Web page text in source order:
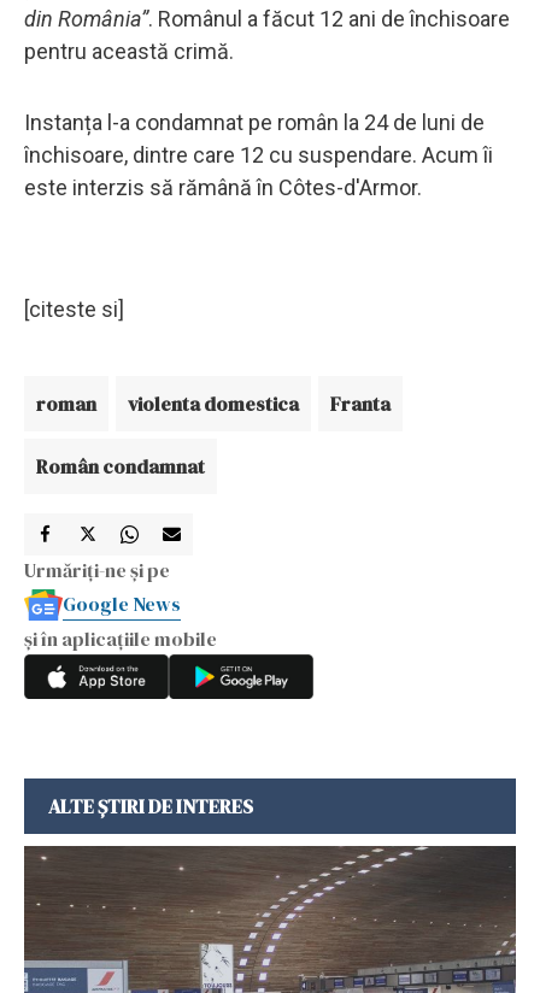
din România”. Românul a făcut 12 ani de închisoare
pentru această crimă.
Instanța l-a condamnat pe român la 24 de luni de
închisoare, dintre care 12 cu suspendare. Acum îi
este interzis să rămână în Côtes-d'Armor.
[citeste si]
roman violenta domestica Franta
Român condamnat
Urmăriți-ne și pe
Google News
și în aplicațiile mobile
ALTE ȘTIRI DE INTERES